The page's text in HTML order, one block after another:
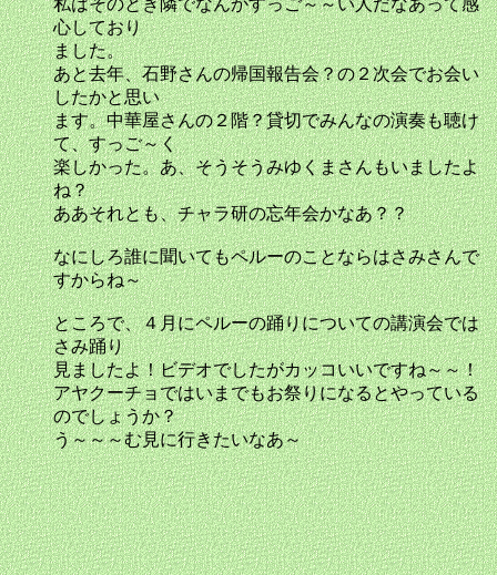
私はそのとき隣でなんかすっご～～い人だなあって感
心しており
ました。
あと去年、石野さんの帰国報告会？の２次会でお会い
したかと思い
ます。中華屋さんの２階？貸切でみんなの演奏も聴け
て、すっご～く
楽しかった。あ、そうそうみゆくまさんもいましたよ
ね？
ああそれとも、チャラ研の忘年会かなあ？？
なにしろ誰に聞いてもペルーのことならはさみさんで
すからね～
ところで、４月にペルーの踊りについての講演会では
さみ踊り
見ましたよ！ビデオでしたがカッコいいですね～～！
アヤクーチョではいまでもお祭りになるとやっている
のでしょうか？
う～～～む見に行きたいなあ～